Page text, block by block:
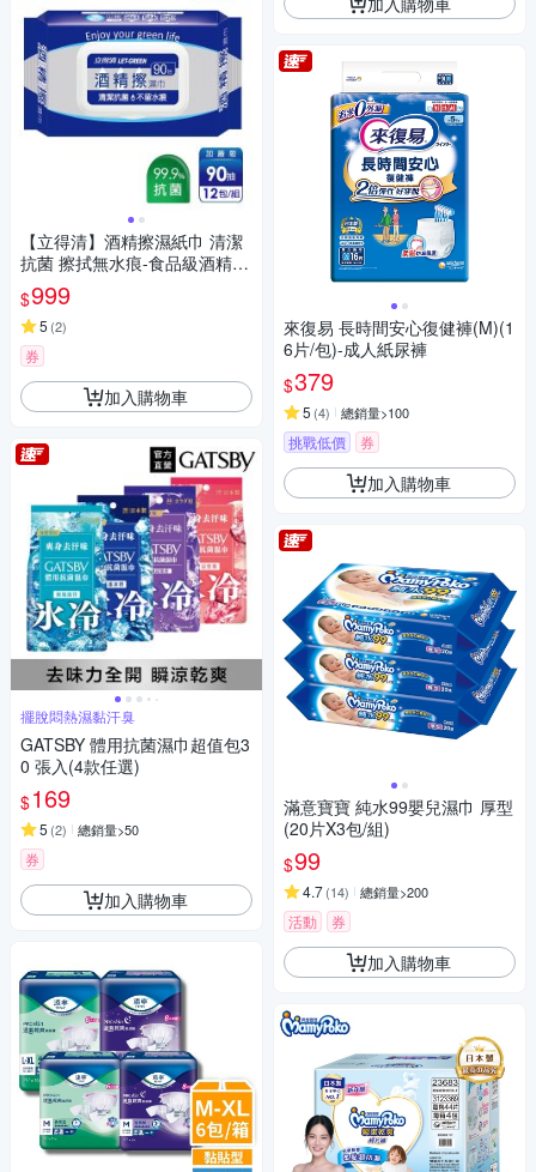
【立得清】酒精擦濕紙巾 清潔
抗菌 擦拭無水痕-食品級酒精(9
0抽x12包)
$999
5 (2)
券
加入購物車
擺脫悶熱濕黏汗臭
GATSBY 體用抗菌濕巾超值包3
0 張入(4款任選)
$169
5 (2) 總銷量>50
券
加入購物車
來復易 長時間安心復健褲(M)(1
6片/包)-成人紙尿褲
$379
5 (4) 總銷量>100
挑戰低價 券
加入購物車
滿意寶寶 純水99嬰兒濕巾 厚型
(20片X3包/組)
$99
4.7(14) 總銷量>200
活動 券
加入購物車